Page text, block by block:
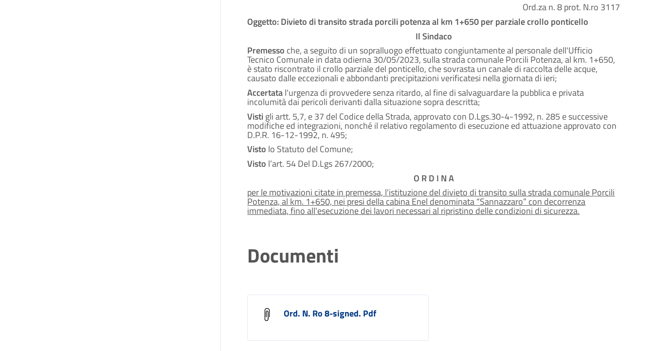
Ord.za n. 8 prot. N.ro 3117
Oggetto: Divieto di transito strada porcili potenza al km 1+650 per parziale crollo ponticello
Il Sindaco
Premesso che, a seguito di un sopralluogo effettuato congiuntamente al personale dell'Ufficio
Tecnico Comunale in data odierna 30/05/2023, sulla strada comunale Porcili Potenza, al km. 1+650,
è stato riscontrato il crollo parziale del ponticello, che sovrasta un canale di raccolta delle acque,
causato dalle eccezionali e abbondanti precipitazioni verificatesi nella giornata di ieri;
Accertatal'urgenza di provvedere senza ritardo, al fine di salvaguardare la pubblica e privata
incolumità dai pericoli derivanti dalla situazione sopra descritta;
Vistigli artt. 5,7, e 37 del Codice della Strada, approvato con D.Lgs.30-4-1992, n. 285 e successive
modifiche ed integrazioni, nonché il relativo regolamento di esecuzione ed attuazione approvato con
D.P.R. 16-12-1992, n. 495;
Visto lo Statuto del Comune;
Visto l’art. 54 Del D.Lgs 267/2000;
O R D I N A
per le motivazioni citate in premessa, l'istituzione del divieto di transito sulla strada comunale Porcili
Potenza, al km. 1+650, nei presi della cabina Enel denominata “Sannazzaro” con decorrenza
immediata, fino all'esecuzione dei lavori necessari al ripristino delle condizioni di sicurezza.
Documenti
Ord. N. Ro 8-signed. Pdf